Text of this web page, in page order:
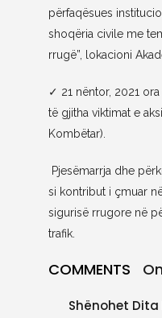
përfaqësues
shoqëria civile me
rrugë”, lokacioni
✓ 21 nëntor, 2021
të gjitha viktimat e
Kombëtar).
Pjesëmarrja dhe
si kontribut i çmuar
sigurisë rrugore në
trafik.
COMMENTS
Shënohet